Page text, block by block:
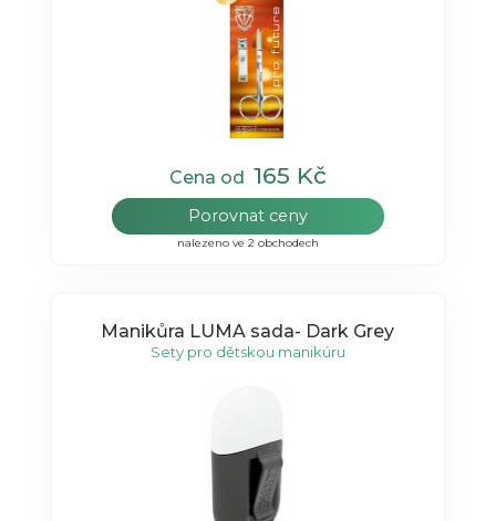
Cena od 165 Kč
Porovnat ceny
nalezeno ve 2 obchodech
Manikůra LUMA sada- Dark Grey
Sety pro dětskou manikúru